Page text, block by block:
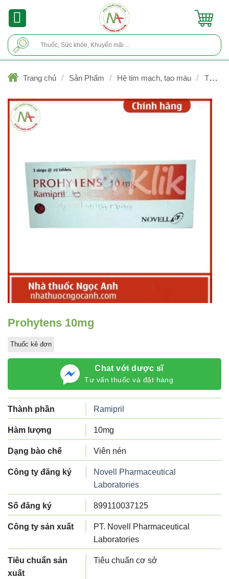
Trang chủ / Sản Phẩm / Hệ tim mạch, tạo máu /
Thuốc
Chat với dược sĩ
Tư vấn thuốc và đặt hàng
Prohytens 10mg
Thuốc kê đơn
Thành phần Ramipril
Hàm lượng 10mg
Dạng bào chế Viên nén
Công ty đăng ký
Novell Pharmaceutical
Laboratories
Số đăng ký 899110037125
Công ty sản xuất
PT. Novell Pharmaceutical
Laboratories
Tiêu chuẩn sản
xuất
Tiêu chuẩn cơ sở